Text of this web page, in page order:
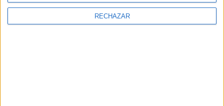
RECHAZAR